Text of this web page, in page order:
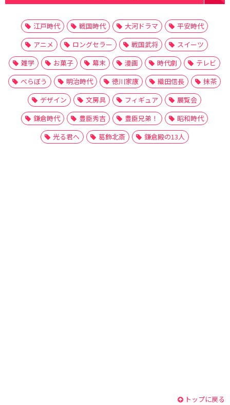
江戸時代 戦国時代 大河ドラマ
平安時代
アニメ
ロングセラー 戦国武将
スイーツ
雑学
お菓子 幕末 漫画 時代劇
テレビ
べらぼう
明治時代 徳川家康 織田信長
抹茶
デザイン
文房具 フィギュア
展覧会
鎌倉時代
豊臣秀吉 豊臣兄弟！
昭和時代
光る君へ
葛飾北斎 鎌倉殿の13人
トップに戻る